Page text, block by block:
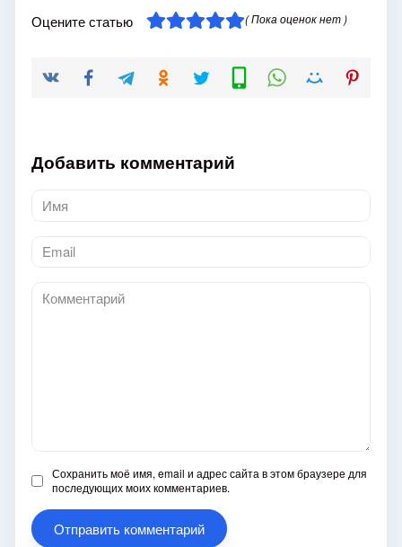
Оцените статью ( Пока оценок нет )
Добавить комментарий
Имя
*
Email
*
Комментарий
Сохранить моё имя, email и адрес сайта в этом браузере для
последующих моих комментариев.